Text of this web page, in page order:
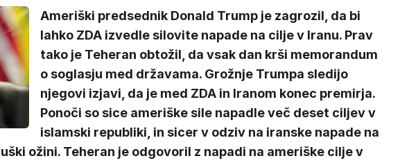
Ameriški predsednik Donald Trump je zagrozil, da bi
lahko ZDA izvedle silovite napade na cilje v Iranu. Prav
tako je Teheran obtožil, da vsak dan krši memorandum
o soglasju med državama. Grožnje Trumpa sledijo
njegovi izjavi, da je med ZDA in Iranom konec premirja.
Ponoči so sice ameriške sile napadle več deset ciljev v
islamski republiki, in sicer v odziv na iranske napade na
ožini. Teheran je odgovoril z napadi na ameriške cilje v